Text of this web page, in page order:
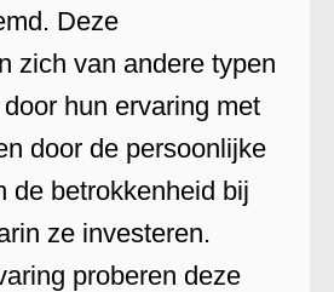
Deze
zich van andere typen
hun ervaring met
door de persoonlijke
de betrokkenheid bij
ze investeren.
proberen deze